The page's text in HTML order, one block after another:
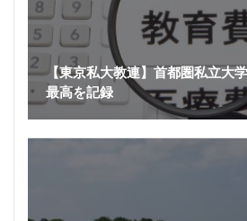
【東京私大教連】首都圏私立大
最高を記録